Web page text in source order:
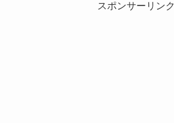
スポンサーリンク